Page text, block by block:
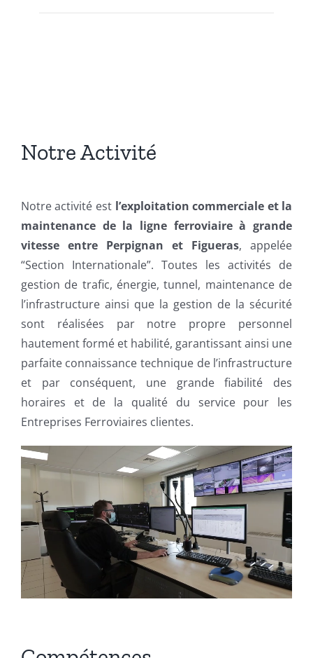
Notre Activité
Notre activité est l’exploitation commerciale et la
maintenance de la ligne ferroviaire à grande
vitesse entre Perpignan et Figueras, appelée
“Section Internationale”. Toutes les activités de
gestion de trafic, énergie, tunnel, maintenance de
l’infrastructure ainsi que la gestion de la sécurité
sont réalisées par notre propre personnel
hautement formé et habilité, garantissant ainsi une
parfaite connaissance technique de l’infrastructure
et par conséquent, une grande fiabilité des
horaires et de la qualité du service pour les
Entreprises Ferroviaires clientes.